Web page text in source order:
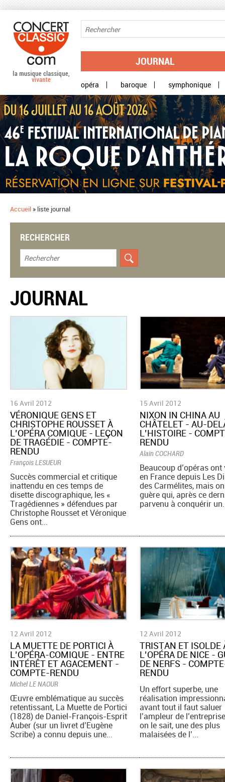
JOURNAL
opéra baroque symphonique
Accueil » liste journal
RECHERCHER
JOURNAL
16 Avril 2012
VÉRONIQUE GENS ET
CHRISTOPHE ROUSSET À
L’OPÉRA COMIQUE - LEÇON
DE TRAGÉDIE - COMPTE-
RENDU
François LESUEUR
Succès commercial et critique
inattendu en ces temps de
disette discographique, les «
Tragédiennes » défendues par
Christophe Rousset et Véronique
Gens ont...
15 Avril 2012
NIXON IN CHINA AU
CHÂTELET - AU-
L’HISTOIRE -
RENDU
Alain COCHARD
Beaucoup d’opéras
en France depuis Les
des Carmélites, mais
guère qui, après ce
parvenu à conquérir
12 Avril 2012
LA MUETTE DE PORTICI À
L’OPÉRA-COMIQUE - ENTRE
INTÉRÊT ET AGACEMENT -
COMPTE-RENDU
Michel LE NAOUR
Œuvre emblématique au succès
retentissant, La Muette de Portici
(1828) de Daniel-François-Esprit
Auber (sur un livret d’Eugène
Scribe) a connu depuis une...
12 Avril 2012
TRISTAN ET ISOLDE
L’OPÉRA DE NICE -
DE NERFS -
RENDU
Un effort superbe, une
réalisation
avant tout il faut saluer
l’ampleur de
on le sait, une des plus
malaisées de l’...